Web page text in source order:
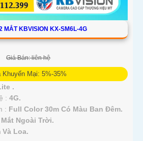
MẮT KBVISION KX-SM6L-4G
Giá Bán: liên hệ
Khuyến Mại: 5%-35%
.
: 4G.
: Full Color 30m Có Màu Ban Ðêm.
Ngoài Trời.
Và Loa.